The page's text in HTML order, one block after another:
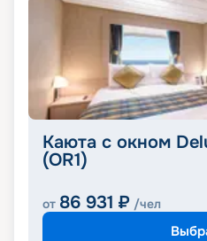
Каюта с окном
(OR1)
от 86 931 ₽ /чел